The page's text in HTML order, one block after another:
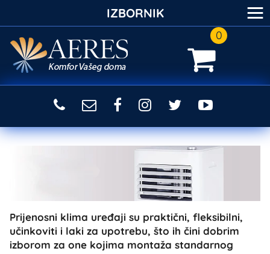
0
Prijenosni klima uređaji su praktični, fleksibilni,
učinkoviti i laki za upotrebu, što ih čini dobrim
izborom za one kojima montaža standarnog
IZBORNIK ≡